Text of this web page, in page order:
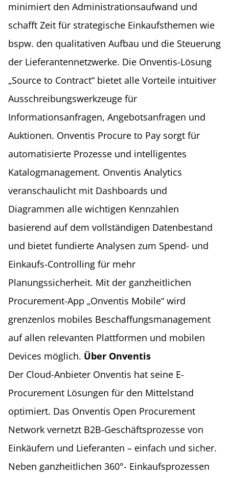
minimiert den Administrationsaufwand und
schafft Zeit für strategische Einkaufsthemen wie
bspw. den qualitativen Aufbau und die Steuerung
der Lieferantennetzwerke. Die Onventis-Lösung
„Source to Contract“ bietet alle Vorteile intuitiver
Ausschreibungswerkzeuge für
Informationsanfragen, Angebotsanfragen und
Auktionen. Onventis Procure to Pay sorgt für
automatisierte Prozesse und intelligentes
Katalogmanagement. Onventis Analytics
veranschaulicht mit Dashboards und
Diagrammen alle wichtigen Kennzahlen
basierend auf dem vollständigen Datenbestand
und bietet fundierte Analysen zum Spend- und
Einkaufs-Controlling für mehr
Planungssicherheit. Mit der ganzheitlichen
Procurement-App „Onventis Mobile“ wird
grenzenlos mobiles Beschaffungsmanagement
auf allen relevanten Plattformen und mobilen
Devices möglich. Über Onventis
Der Cloud-Anbieter Onventis hat seine E-
Procurement Lösungen für den Mittelstand
optimiert. Das Onventis Open Procurement
Network vernetzt B2B-Geschäftsprozesse von
Einkäufern und Lieferanten – einfach und sicher.
Neben ganzheitlichen 360°- Einkaufsprozessen